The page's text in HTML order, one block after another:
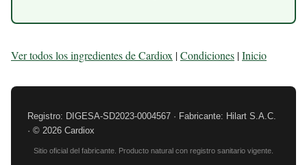
Ver todos los ingredientes de Cardiox |Condiciones |Inicio
Registro: DIGESA-SD2023-0004567 · Fabricante: Hilart S.A.C.
· © 2026 Cardiox
Sitio oficial del fabricante. Producto natural con registro sanitario vigente.